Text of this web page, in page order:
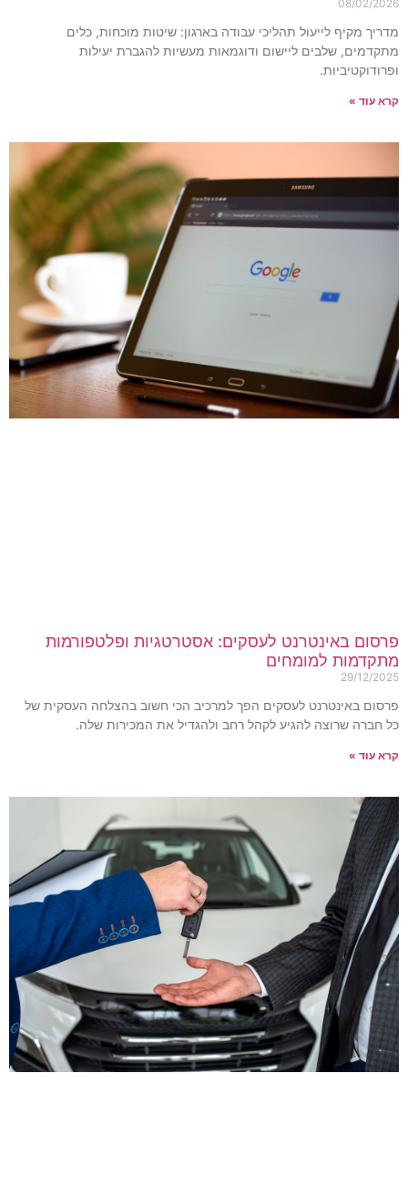
08/02/
מקיף לייעול תהליכי עבודה בארגון: שיטות מוכחות, כלים
שלבים ליישום ודוגמאות מעשיות להגברת יעילות
עוד »
באינטרנט לעסקים: אסטרטגיות ופלטפורמות
למומחים
29/12/
באינטרנט לעסקים הפך למרכיב הכי חשוב בהצלחה העסקית של
חברה שרוצה להגיע לקהל רחב ולהגדיל את המכירות שלה.
עוד »